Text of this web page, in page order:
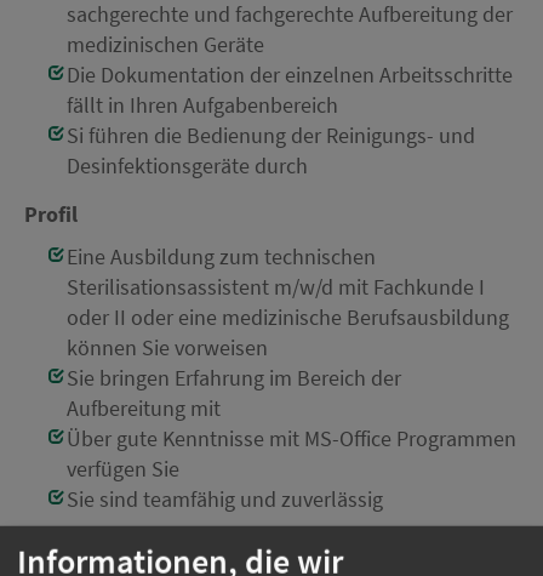
sachgerechte und fachgerechte Aufbereitung der
medizinischen Geräte
Die Dokumentation der einzelnen Arbeitsschritte
fällt in Ihren Aufgabenbereich
Si führen die Bedienung der Reinigungs- und
Desinfektionsgeräte durch
Profil
Eine Ausbildung zum technischen
Sterilisationsassistent m/w/d mit Fachkunde I
oder II oder eine medizinische Berufsausbildung
können Sie vorweisen
Sie bringen Erfahrung im Bereich der
Aufbereitung mit
Über gute Kenntnisse mit MS-Office Programmen
verfügen Sie
Sie sind teamfähig und zuverlässig
Einsatzort: Odelzhausen
Informationen, die wir